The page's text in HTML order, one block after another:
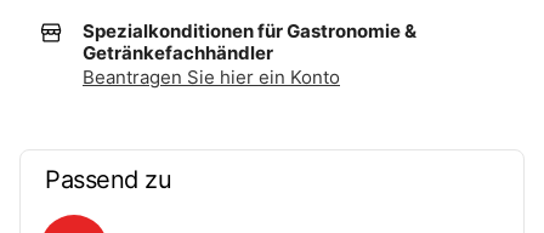
Spezialkonditionen für Gastronomie &
Getränkefachhändler
Beantragen Sie hier ein Konto
Passend zu